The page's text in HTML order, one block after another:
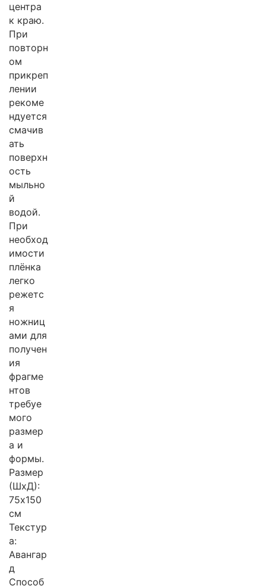
центра
к краю.
При
повторн
ом
прикреп
лении
рекоме
ндуется
смачив
ать
поверхн
ость
мыльно
й
водой.
При
необход
имости
плёнка
легко
режетс
я
ножниц
ами для
получен
ия
фрагме
нтов
требуе
мого
размер
а и
формы.
Размер
(ШхД):
75х150
см
Текстур
а:
Авангар
д
Способ